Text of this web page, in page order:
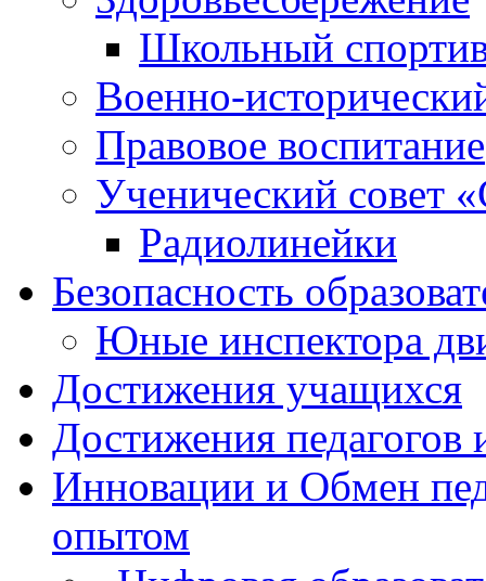
Школьный
Военно-
Правовое воспитание
Ученический совет
Радиолинейки
Безопасность
Юные инспектора
Достижения учащихся
Достижения
Инновации и Обмен
опытом